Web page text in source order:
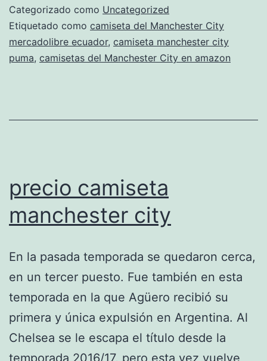
Categorizado como Uncategorized
Etiquetado como camiseta del Manchester City
mercadolibre ecuador, camiseta manchester city
puma, camisetas del Manchester City en amazon
precio camiseta
manchester city
En la pasada temporada se quedaron cerca,
en un tercer puesto. Fue también en esta
temporada en la que Agüero recibió su
primera y única expulsión en Argentina. Al
Chelsea se le escapa el título desde la
temporada 2016/17, pero esta vez vuelve